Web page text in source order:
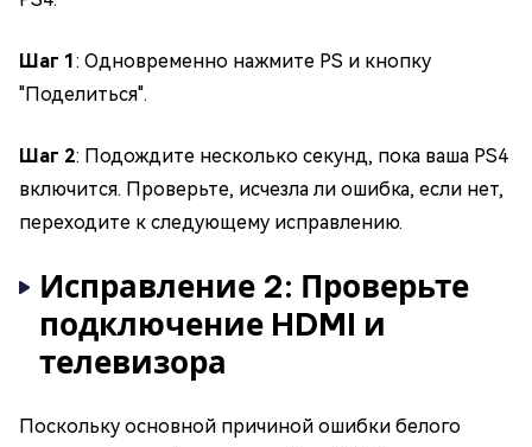
Шаг 1: Одновременно нажмите PS и кнопку
"Поделиться".
Шаг 2: Подождите несколько секунд, пока ваша PS4
включится. Проверьте, исчезла ли ошибка, если нет,
переходите к следующему исправлению.
Исправление 2: Проверьте
подключение HDMI и
телевизора
Поскольку основной причиной ошибки белого